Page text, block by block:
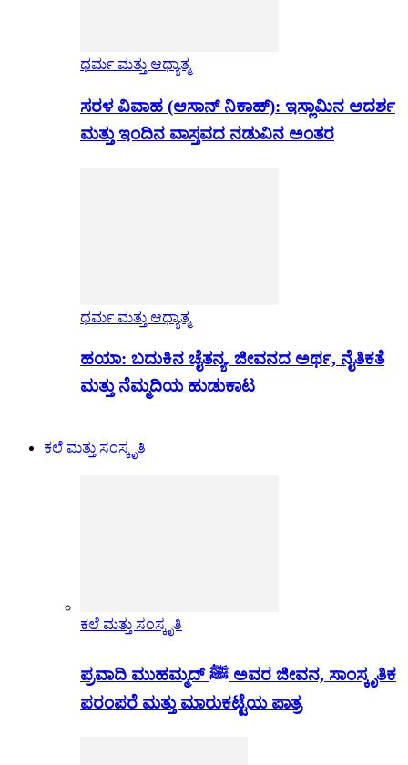
ಧರ್ಮ ಮತ್ತು ಆಧ್ಯಾತ್ಮ
ಸರಳ ವಿವಾಹ (ಆಸಾನ್ ನಿಕಾಹ್): ಇಸ್ಲಾಮಿನ ಆದರ್ಶ
ಮತ್ತು ಇಂದಿನ ವಾಸ್ತವದ ನಡುವಿನ ಅಂತರ
ಧರ್ಮ ಮತ್ತು ಆಧ್ಯಾತ್ಮ
ಹಯಾ: ಬದುಕಿನ ಚೈತನ್ಯ. ಜೀವನದ ಅರ್ಥ, ನೈತಿಕತೆ
ಮತ್ತು ನೆಮ್ಮದಿಯ ಹುಡುಕಾಟ
ಕಲೆ ಮತ್ತು ಸಂಸ್ಕೃತಿ
ಕಲೆ ಮತ್ತು ಸಂಸ್ಕೃತಿ
ಪ್ರವಾದಿ ಮುಹಮ್ಮದ್ ﷺ ಅವರ ಜೀವನ, ಸಾಂಸ್ಕೃತಿಕ
ಪರಂಪರೆ ಮತ್ತು ಮಾರುಕಟ್ಟೆಯ ಪಾತ್ರ